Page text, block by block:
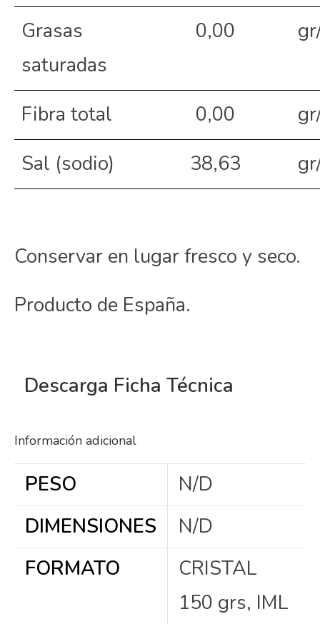
Grasas
saturadas
0,00
Fibra total 0,00
Sal (sodio)
38,63
Conservar en lugar fresco y seco.
Producto de España.
Descarga Ficha Técnica
Información adicional
PESO
N/D
DIMENSIONES
N/D
FORMATO
CRISTAL
150 grs, IML